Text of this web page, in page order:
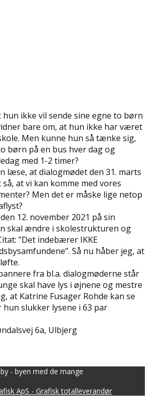
ikke vil sende sine egne to børn
bare om, at hun ikke har været
Men kunne hun så tænke sig,
børn på en bus hver dag og
med 1-2 timer?
læse, at dialogmødet den 31. marts
at vi kan komme med vores
Men det er måske lige netop
12. november 2021 på sin
skal ændre i skolestrukturen og
”Det indebærer IKKE
Så nu håber jeg, at
fra bl.a. dialogmøderne står
skal have lys i øjnene og mestre
at Katrine Fusager Rohde kan se
hun slukker lysene i 63 par
6a, Ulbjerg
- byen med de mange
ApS - Grafisk totalleverandør